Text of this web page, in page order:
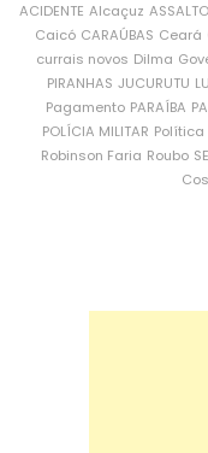
ACIDENTE Alcaçuz ASSALTO
Caicó CARAÚBAS Ceará
currais novos Dilma
PIRANHAS JUCURUTU
Pagamento PARAÍBA
POLÍCIA MILITAR Política
Robinson Faria Roubo